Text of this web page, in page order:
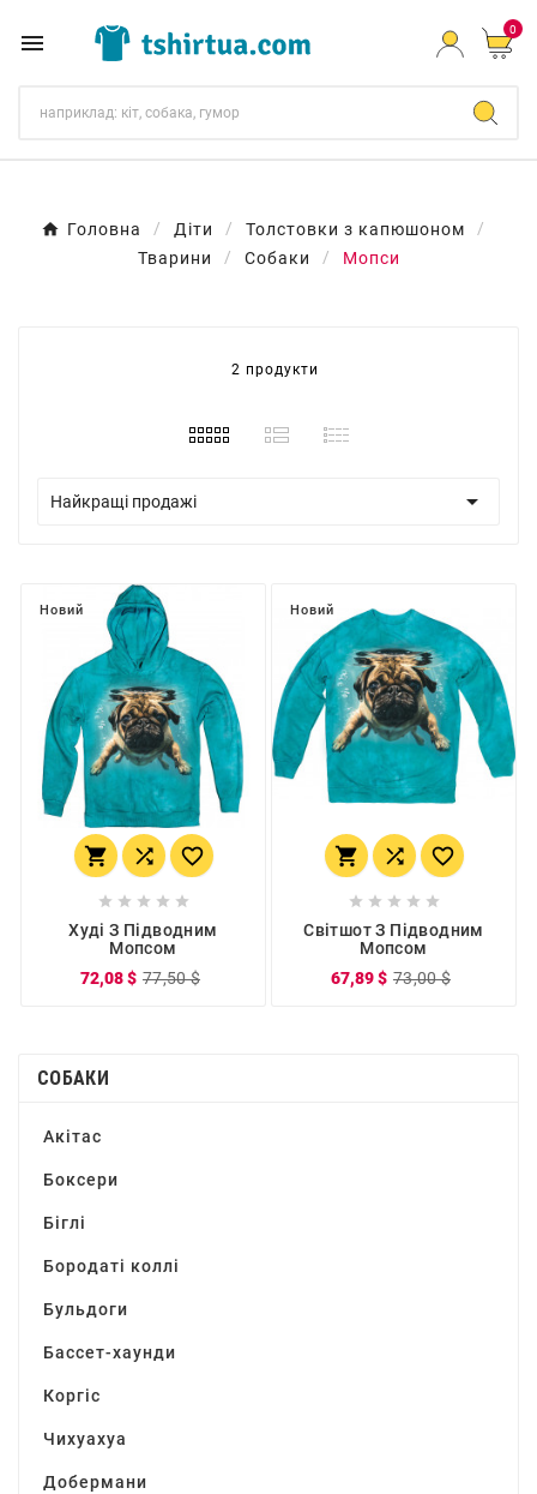
 0
Головна Діти
Толстовки з капюшоном
Тварини
Собаки Мопси
2 продукти
Найкращі продажі 
Новий
  
    
Худі З Підводним
Мопсом
72,08 $ 77,50 $
Новий
  
    
Світшот З Підводним
Мопсом
67,89 $ 73,00 $
СОБАКИ
Акітас
Боксери
Біглі
Бородаті коллі
Бульдоги
Бассет-хаунди
Коргіс
Чихуахуа
Добермани